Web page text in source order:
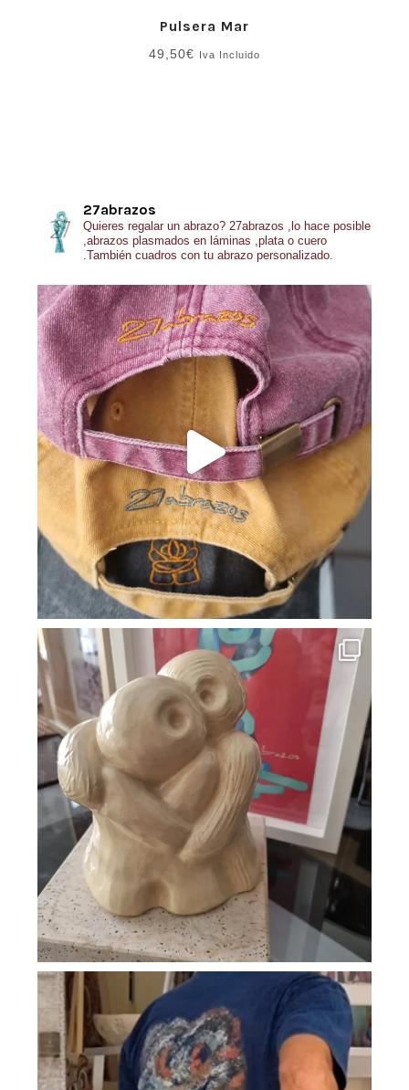
Pulsera Mar
49,50€ Iva Incluido
27abrazos
Quieres regalar un abrazo? 27abrazos ,lo hace posible
,abrazos plasmados en láminas ,plata o cuero
.También cuadros con tu abrazo personalizado.